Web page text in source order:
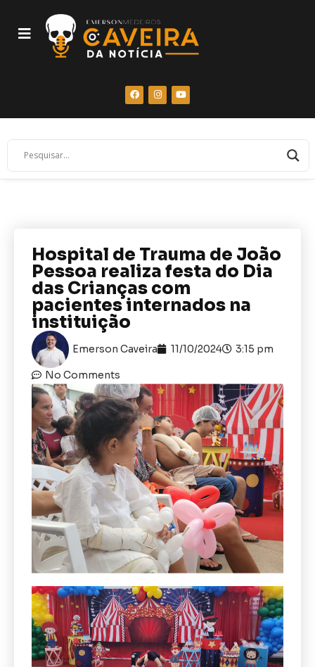
Hospital de Trauma de João
Pessoa realiza festa do Dia
das Crianças com
pacientes internados na
instituição
Emerson Caveira 11/10/2024 3:15 pm
No Comments